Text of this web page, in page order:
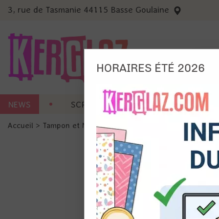
3, rue de Tasmanie 44115 Basse Goulaine
NEWS SCRAP CARTERIE MACHINES
Accueil > Tampon et Mask-Pochoir Tampon
Ils
et du
précises
Si vous
de la
HORAIRES ÉTÉ 2026